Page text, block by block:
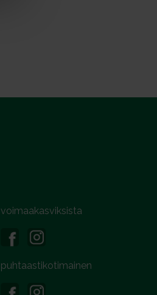
voimaakasviksista
puhtaastikotimainen